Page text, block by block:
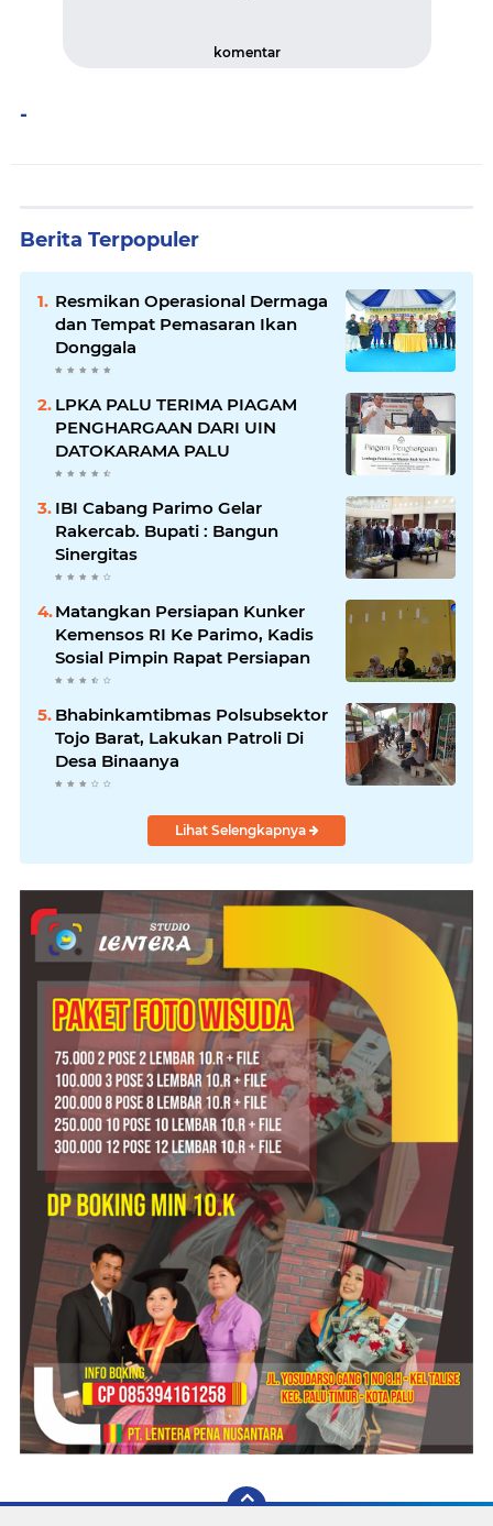
komentar
-
Berita Terpopuler
Resmikan Operasional Dermaga
dan Tempat Pemasaran Ikan
Donggala
LPKA PALU TERIMA PIAGAM
PENGHARGAAN DARI UIN
DATOKARAMA PALU
IBI Cabang Parimo Gelar
Rakercab. Bupati : Bangun
Sinergitas
Matangkan Persiapan Kunker
Kemensos RI Ke Parimo, Kadis
Sosial Pimpin Rapat Persiapan
Bhabinkamtibmas Polsubsektor
Tojo Barat, Lakukan Patroli Di
Desa Binaanya
Lihat Selengkapnya